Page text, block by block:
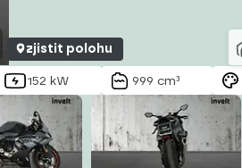
zjistit polohu
152 kW 999 cm³